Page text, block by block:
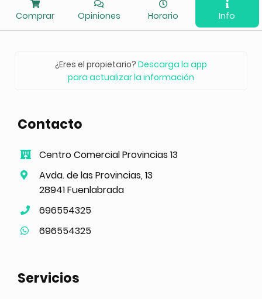
Comprar Opiniones Horario Info
¿Eres el propietario? Descarga la app
para actualizar la información
Contacto
Centro Comercial Provincias 13
Avda. de las Provincias, 13
28941 Fuenlabrada
696554325
696554325
Servicios